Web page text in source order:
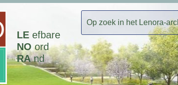
LE efbare
NO ord
RAnd